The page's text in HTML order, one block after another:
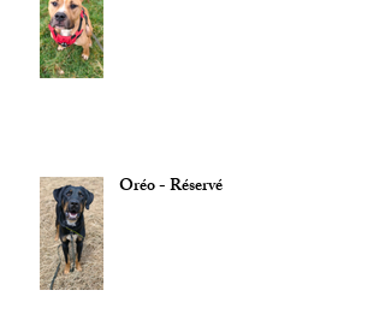
Oréo - Réservé